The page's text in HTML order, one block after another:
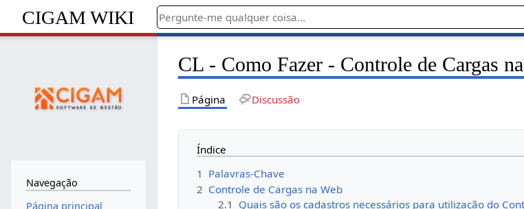
CIGAM WIKI
CL - Como Fazer - Controle de Cargas
Página Discussão
Índice
1 Palavras-Chave
2 Controle de Cargas na Web
2.1 Quais são os cadastros necessários para utilização do
Navegação
Página principal